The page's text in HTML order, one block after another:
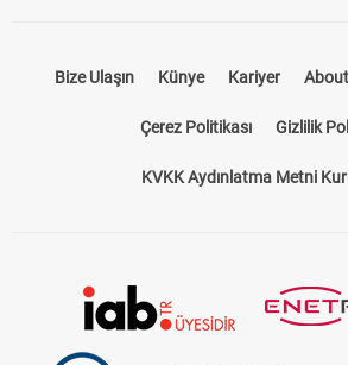
Bize Ulaşın Künye Kariyer
Çerez Politikası Gizlilik
KVKK Aydınlatma Metni